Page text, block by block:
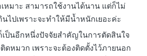
หมาะ สามารถใช้งานได้นาน แต่ก็ไม่
นไปเพราะจะทำให้มีน้ำหนักเยอะค่ะ
ป็นอีกหนึ่งปัจจัยสำคัญในการตัดสินใจ
ดหมวก เพราะจะต้องติดตั้งไว้ภายนอก